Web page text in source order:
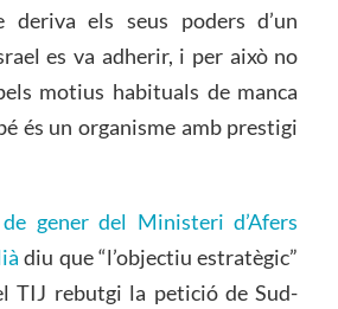
deriva els seus poders d’un
es va adherir, i per això no
motius habituals de manca
és un organisme amb prestigi
gener del Ministeri d’Afers
diu que “l’objectiu estratègic”
TIJ rebutgi la petició de Sud-